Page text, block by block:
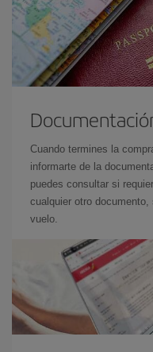
Cuando termines la
informarte de la
puedes consultar si
cualquier otro
vuelo.